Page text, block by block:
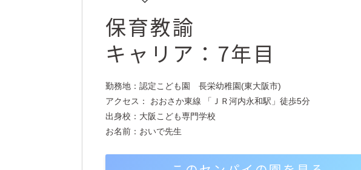
保育教諭
キャリア：7年目
勤務地：認定こども園 長栄幼稚園(東大阪市)
アクセス： おおさか東線 「ＪＲ河内永和駅」徒歩5分
出身校：大阪こども専門学校
お名前：おいで先生